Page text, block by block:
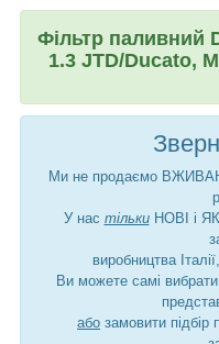
Фільтр паливний
1.3 JTD/Ducato,
Ми не продаємо
У нас тількиНОВІ і
виробництва
Ви можете самі
або замовити